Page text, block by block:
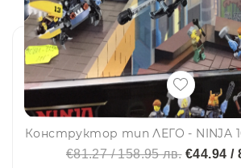
€81.27 / 158.95 лв.€44.94 /